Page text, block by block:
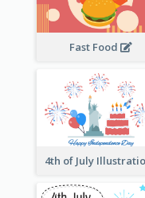
Fast Food